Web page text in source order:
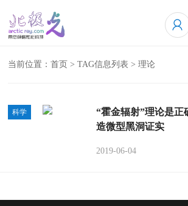
当前位置：首页 > TAG信息列表 > 理论
科学
“霍金辐射”理论是正
造微型黑洞证实
2019-06-04